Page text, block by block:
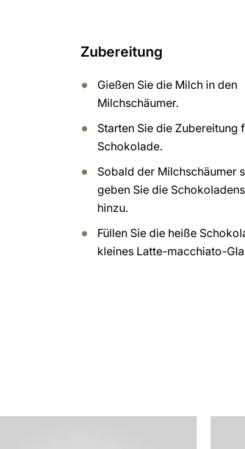
Zubereitung
Gießen Sie die Milch in den
Milchschäumer.
Starten Sie die Zubereitung
Schokolade.
Sobald der Milchschäumer
geben Sie die
hinzu.
Füllen Sie die heiße
kleines Latte-macchiato-